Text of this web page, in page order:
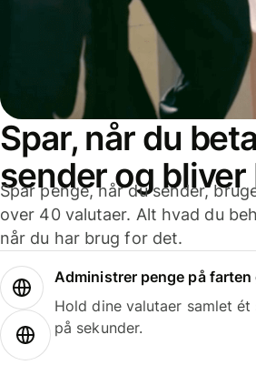
Spar, når du
sender og
Spar penge, når du sender,
over 40 valutaer. Alt hvad du
når du har brug for det.
Administrer penge på farten
Hold dine valutaer samlet
på sekunder.